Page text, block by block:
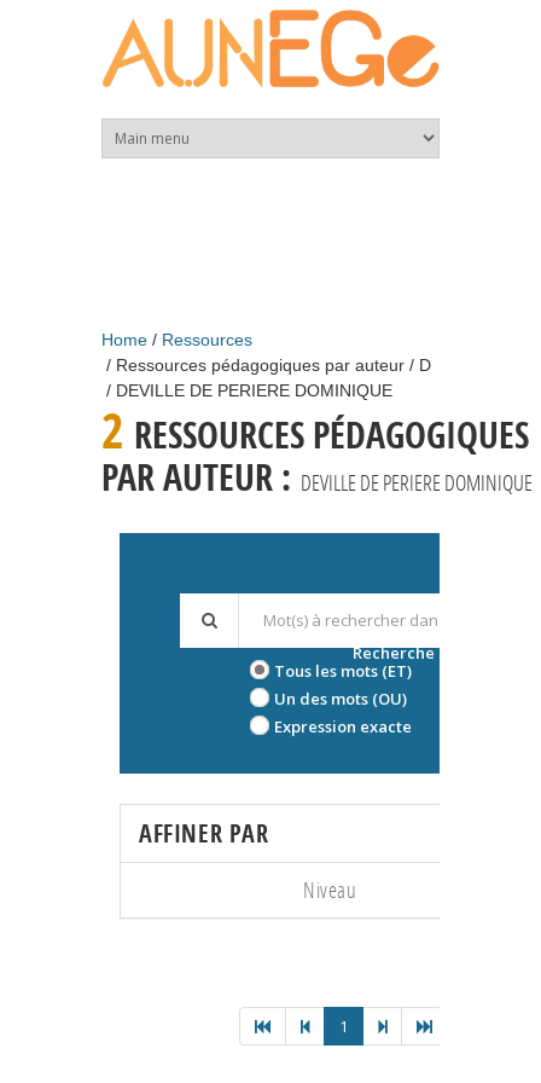
Home
Ressources
Ressources pédagogiques par auteur
D
DEVILLE DE PERIERE DOMINIQUE
2 RESSOURCES PÉDAGOGIQUES
PAR AUTEUR : DEVILLE DE PERIERE DOMINIQUE
Tous les mots (ET)
Un des mots (OU)
Expression exacte
Recherche avancée
AFFINER PAR
Niveau
1